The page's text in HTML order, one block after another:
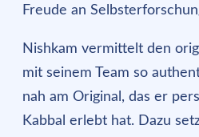
Freude an
Nishkam vermittelt den
mit seinem Team so
nah am Original, das er
Kabbal erlebt hat. Dazu